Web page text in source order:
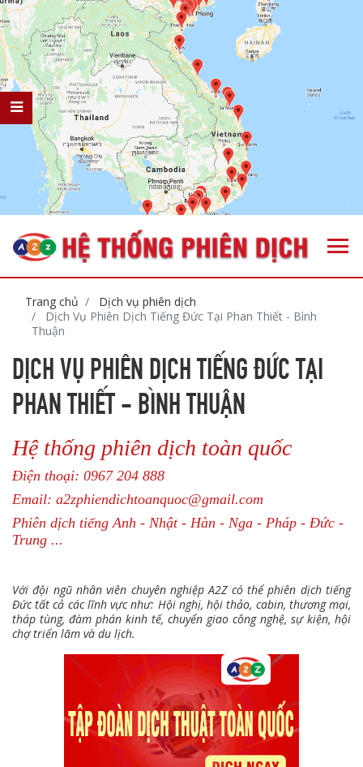
Trang chủ
Dịch vụ phiên dịch
Dịch Vụ Phiên Dịch Tiếng Đức Tại Phan Thiết - Bình
Thuận
DỊCH VỤ PHIÊN DỊCH TIẾNG ĐỨC TẠI
PHAN THIẾT - BÌNH THUẬN
Hệ thống phiên dịch toàn quốc
Điện thoại: 0967 204 888
Email: a2zphiendichtoanquoc@gmail.com
Phiên dịch tiếng Anh - Nhật - Hàn - Nga - Pháp - Đức -
Trung ...
Với đội ngũ nhân viên chuyên nghiệp A2Z có thể phiên dịch tiếng
Đức tất cả các lĩnh vực như: Hội nghị, hội thảo, cabin, thương mại,
tháp tùng, đàm phán kinh tế, chuyển giao công nghệ, sự kiện, hội
chợ triển lãm và du lịch.